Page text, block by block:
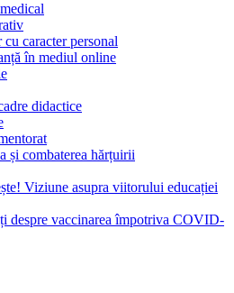
caracter personal
în mediul online
didactice
și combaterea hărțuirii
Viziune asupra viitorului educației
despre vaccinarea împotriva COVID-